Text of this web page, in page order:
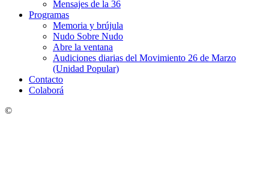
Mensajes de la 36
Programas
Memoria y brújula
Nudo Sobre Nudo
Abre la ventana
Audiciones diarias del Movimiento 26 de Marzo
(Unidad Popular)
Contacto
Colaborá
©